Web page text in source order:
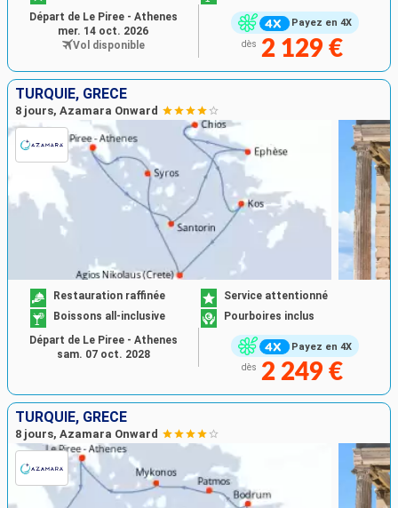
Payez en 4X
dès 2 129 €
Départ de Le Piree - Athenes
mer. 14 oct. 2026
Vol disponible
TURQUIE, GRÈCE
8 jours, Azamara Onward
Payez en 4X
Restauration raffinée
Service attentionné
Boissons all-inclusive
Pourboires inclus
dès 2 249 €
Départ de Le Piree - Athenes
sam. 07 oct. 2028
TURQUIE, GRÈCE
8 jours, Azamara Onward